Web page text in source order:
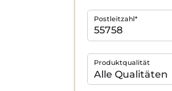
Postleitzahl*
Produktqualität